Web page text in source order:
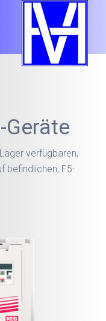
Geräte
verfügbaren,
befindlichen, F5-